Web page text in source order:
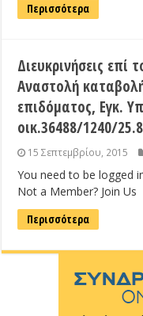
Περισσότερα
Διευκρινήσεις
Αναστολή
επιδόματος, Εγκ.
οικ.36488/1240/
15 Σεπτεμβρίου, 2015
You need to be logged
Not a Member? Join Us
Περισσότερα